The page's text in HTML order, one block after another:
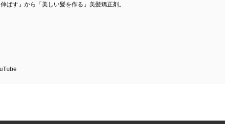
ばす」から「美しい髪を作る」美髪矯正剤。